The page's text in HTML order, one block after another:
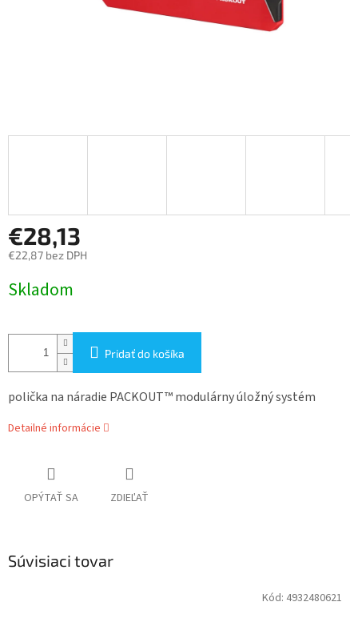
€28,13
€22,87 bez DPH
cena:
Skladom
Pridať do košíka
polička na náradie PACKOUT™ modulárny úložný systém
Detailné informácie
OPÝTAŤ SA ZDIEĽAŤ
Súvisiaci tovar
Kód: 4932480621